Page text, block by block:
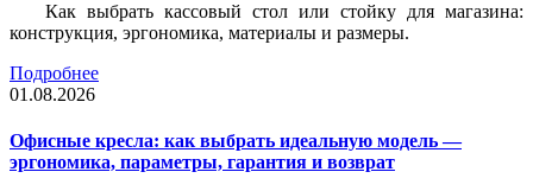
Как выбрать кассовый стол или стойку для магазина:
конструкция, эргономика, материалы и размеры.
Подробнее
01.08.2026
Офисные кресла: как выбрать идеальную модель —
эргономика, параметры, гарантия и возврат